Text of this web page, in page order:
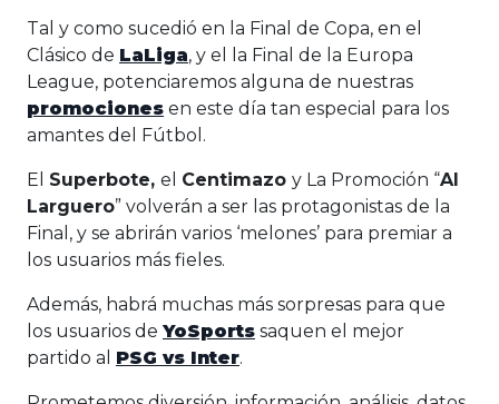
Tal y como sucedió en la Final de Copa, en el
Clásico de LaLiga, y el la Final de la Europa
League, potenciaremos alguna de nuestras
promociones en este día tan especial para los
amantes del Fútbol.
El Superbote, el Centimazo y La Promoción “Al
Larguero” volverán a ser las protagonistas de la
Final, y se abrirán varios ‘melones’ para premiar a
los usuarios más fieles.
Además, habrá muchas más sorpresas para que
los usuarios de YoSports saquen el mejor
partido al PSG vs Inter.